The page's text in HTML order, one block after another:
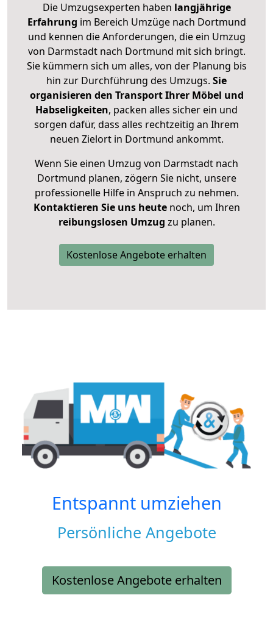
Die Umzugsexperten haben langjährige
Erfahrung im Bereich Umzüge nach Dortmund
und kennen die Anforderungen, die ein Umzug
von Darmstadt nach Dortmund mit sich bringt.
Sie kümmern sich um alles, von der Planung bis
hin zur Durchführung des Umzugs. Sie
organisieren den Transport Ihrer Möbel und
Habseligkeiten, packen alles sicher ein und
sorgen dafür, dass alles rechtzeitig an Ihrem
neuen Zielort in Dortmund ankommt.
Wenn Sie einen Umzug von Darmstadt nach
Dortmund planen, zögern Sie nicht, unsere
professionelle Hilfe in Anspruch zu nehmen.
Kontaktieren Sie uns heutenoch, um Ihren
reibungslosen Umzug zu planen.
Kostenlose Angebote erhalten
Entspannt umziehen
Persönliche Angebote
Kostenlose Angebote erhalten